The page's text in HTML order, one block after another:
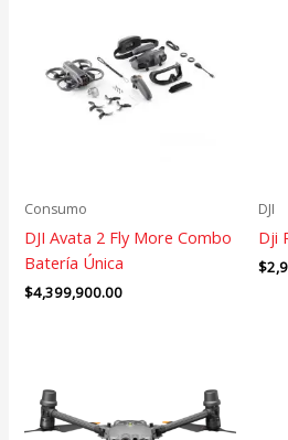
Consumo
DJI Avata 2 Fly More Combo
Batería Única
$4,399,900.00
DJI
Dji
$